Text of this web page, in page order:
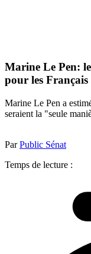
Marine Le Pen:
pour les Français
Marine Le Pen a
seraient la "seule
ParPublic Sénat
Temps de lecture :